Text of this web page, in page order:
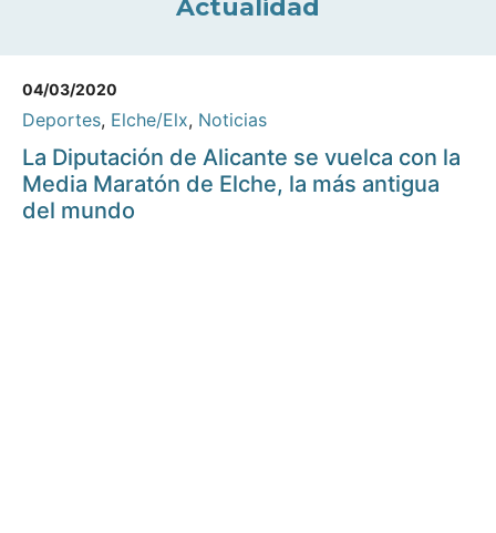
Actualidad
04/03/2020
Deportes, Elche/Elx, Noticias
La Diputación de Alicante se vuelca con la
Media Maratón de Elche, la más antigua
del mundo